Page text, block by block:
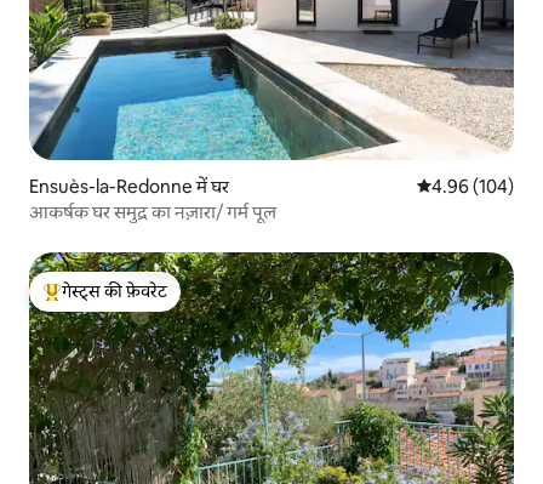
Ensuès-la-Redonne में घर औसत रेटिंग 5 में से
4.96 (104)
आकर्षक घर समुद्र का नज़ारा/ गर्म पूल
गेस्ट्स का टॉप फ़ेवरेट
गेस्ट्स की फ़ेवरेट